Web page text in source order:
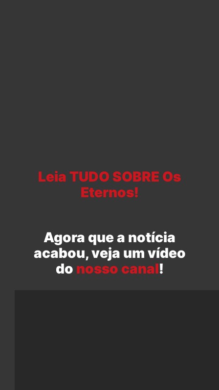
Leia TUDO SOBRE Os
Eternos!
Agora que a notícia
acabou, veja um vídeo
do nosso canal!